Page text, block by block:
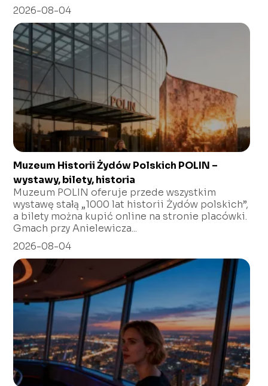
2026-08-04
Muzeum Historii Żydów Polskich POLIN –
wystawy, bilety, historia
Muzeum POLIN oferuje przede wszystkim
wystawę stałą „1000 lat historii Żydów polskich”,
a bilety można kupić online na stronie placówki.
Gmach przy Anielewicza...
2026-08-04